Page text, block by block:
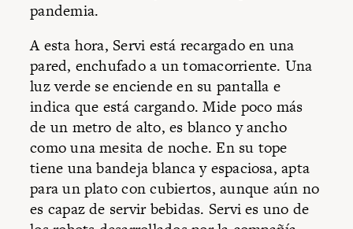
pandemia.
A esta hora, Servi está recargado en una
pared, enchufado a un tomacorriente. Una
luz verde se enciende en su pantalla e
indica que está cargando. Mide poco más
de un metro de alto, es blanco y ancho
como una mesita de noche. En su tope
tiene una bandeja blanca y espaciosa, apta
para un plato con cubiertos, aunque aún no
es capaz de servir bebidas. Servi es uno de